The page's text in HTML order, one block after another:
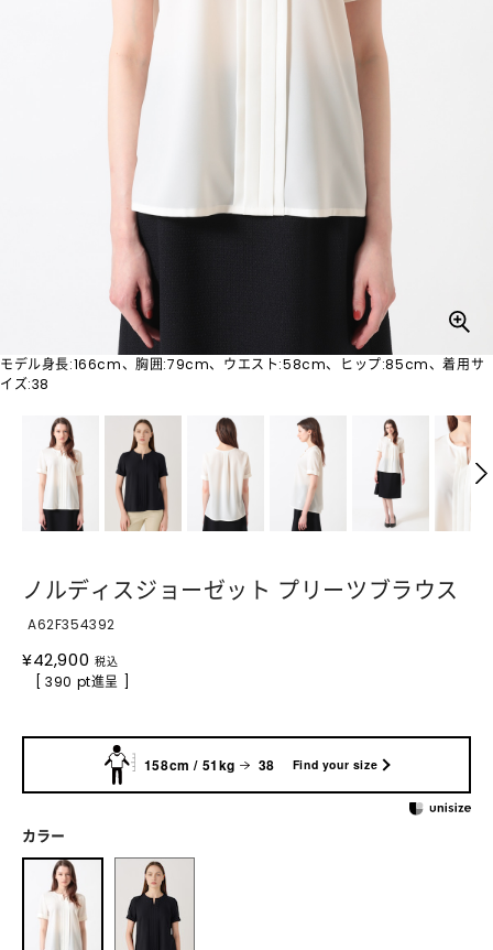
モデル身長:166cm、胸囲:79cm、ウエスト:58cm、ヒップ:85cm、着用サ
イズ:38
ノルディスジョーゼット プリーツブラウス
A62F354392
¥42,900 税込
[ 390 pt進呈 ]
158cm / 51kg 38 Find your size
カラー